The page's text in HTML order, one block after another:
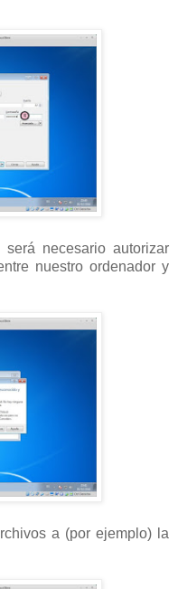
necesario autorizar
nuestro ordenador y
a (por ejemplo) la